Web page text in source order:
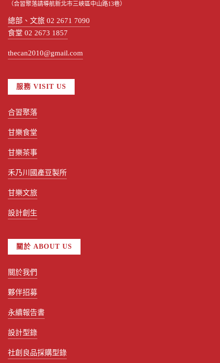
（合習聚落請導航新北市三峽區中山路13巷）
總部、文旅 02 2671 7090
食堂 02 2673 1857
thecan2010@gmail.com
服務 VISIT US
合習聚落
甘樂食堂
甘樂茶事
禾乃川國產豆製所
甘樂文旅
設計創生
關於 ABOUT US
關於我們
夥伴招募
永續報告書
設計型錄
社創良品採購型錄